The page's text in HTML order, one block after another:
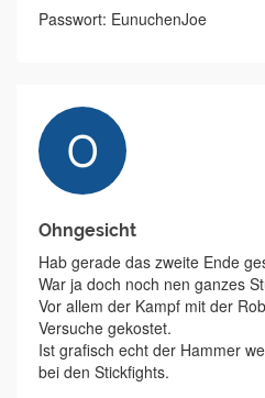
Passwort: EunuchenJoe
Ohngesicht
Hab gerade das zweite Ende
War ja doch noch nen ganzes
Vor allem der Kampf mit der
Versuche gekostet.
Ist grafisch echt der Hammer
bei den Stickfights.